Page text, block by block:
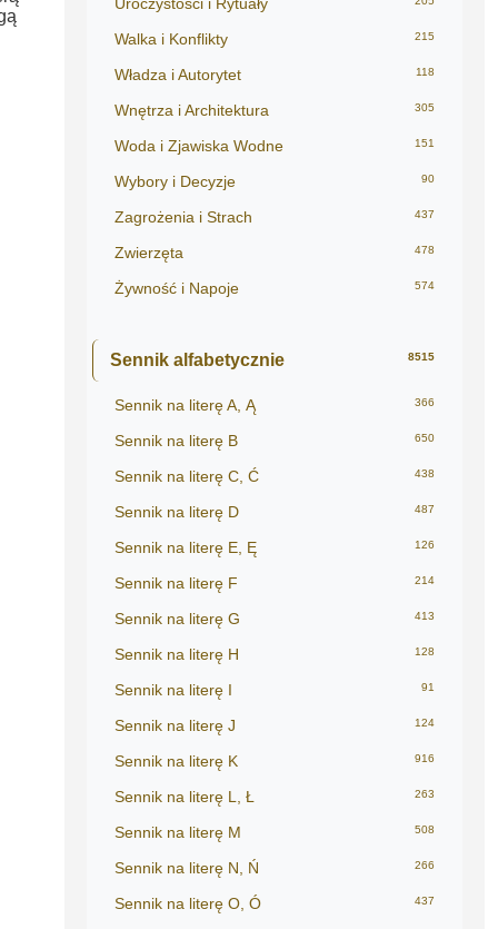
Walka i Konflikty 215
Władza i Autorytet 118
Wnętrza i Architektura 305
Woda i Zjawiska Wodne 151
Wybory i Decyzje 90
Zagrożenia i Strach 437
Zwierzęta 478
Żywność i Napoje 574
Sennik alfabetycznie 8515
Sennik na literę A, Ą 366
Sennik na literę B 650
Sennik na literę C, Ć 438
Sennik na literę D 487
Sennik na literę E, Ę 126
Sennik na literę F 214
Sennik na literę G 413
Sennik na literę H 128
Sennik na literę I 91
Sennik na literę J 124
Sennik na literę K 916
Sennik na literę L, Ł 263
Sennik na literę M 508
Sennik na literę N, Ń 266
Sennik na literę O, Ó 437